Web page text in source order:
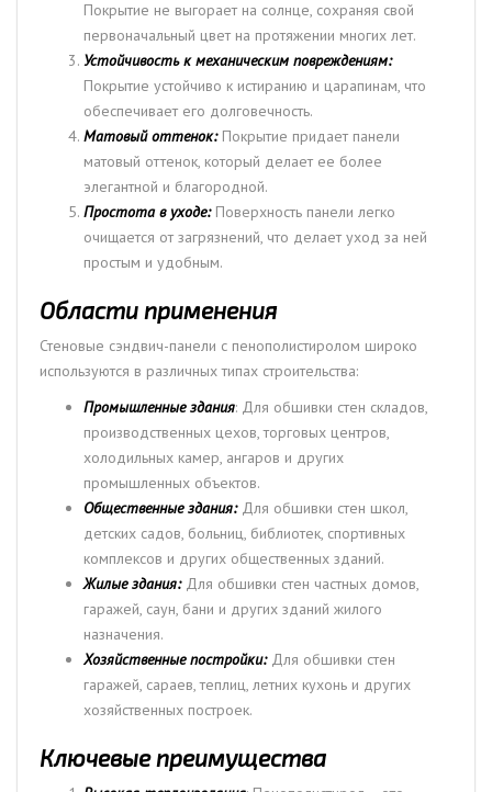
Покрытие не выгорает на солнце, сохраняя свой
первоначальный цвет на протяжении многих лет.
Устойчивость к механическим повреждениям:
Покрытие устойчиво к истиранию и царапинам, что
обеспечивает его долговечность.
Матовый оттенок:Покрытие придает панели
матовый оттенок, который делает ее более
элегантной и благородной.
Простота в уходе:Поверхность панели легко
очищается от загрязнений, что делает уход за ней
простым и удобным.
Области применения
Стеновые сэндвич-панели с пенополистиролом широко
используются в различных типах строительства:
Промышленные здания: Для обшивки стен складов,
производственных цехов, торговых центров,
холодильных камер, ангаров и других
промышленных объектов.
Общественные здания:Для обшивки стен школ,
детских садов, больниц, библиотек, спортивных
комплексов и других общественных зданий.
Жилые здания: Для обшивки стен частных домов,
гаражей, саун, бани и других зданий жилого
назначения.
Хозяйственные постройки:Для обшивки стен
гаражей, сараев, теплиц, летних кухонь и других
хозяйственных построек.
Ключевые преимущества